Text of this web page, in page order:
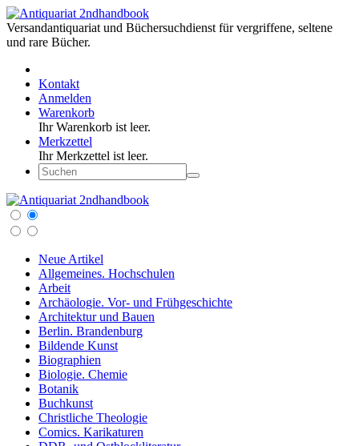
Versandantiquariat und Büchersuchdienst für vergriffene, seltene
und rare Bücher.
Kontakt
Anmelden
Warenkorb
Ihr Warenkorb ist leer.
Merkzettel
Ihr Merkzettel ist leer.
Neue Artikel
Allgemeines. Hochschulen
Arbeit
Archäologie. Vor- und Frühgeschichte
Architektur und Bauen
Berlin. Brandenburg
Bildende Kunst
Biographien
Biologie. Chemie
Botanik
Buchkunst
Christliche Theologie
Comics. Karikaturen